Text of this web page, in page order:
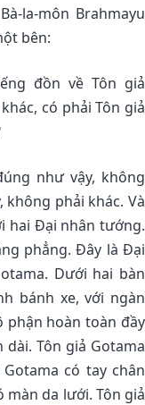
la-môn Brahmayu
bên:
đồn về Tôn giả
có phải Tôn giả
như vậy, không
không phải khác. Và
hai Ðại nhân tướng.
phẳng. Ðây là Ðại
Dưới hai bàn
bánh xe, với ngàn
phận hoàn toàn đầy
Tôn giả Gotama
có tay chân
màn da lưới. Tôn giả